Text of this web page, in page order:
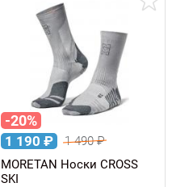
-20%
1 190 ₽ 1 490₽
MORETAN Носки CROSS
SKI